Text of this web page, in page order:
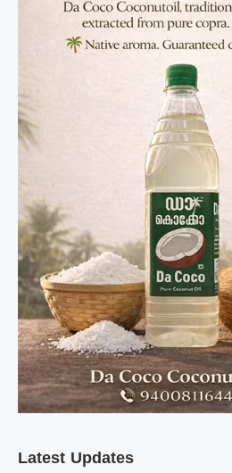
Latest Updates